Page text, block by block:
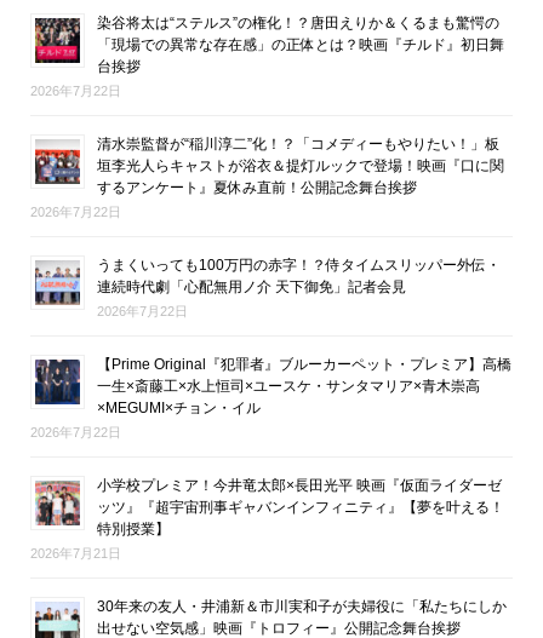
染谷将太は“ステルス”の権化！？唐田えりか＆くるまも驚愕の
「現場での異常な存在感」の正体とは？映画『チルド』初日舞
台挨拶
2026年7月22日
清水崇監督が“稲川淳二”化！？「コメディーもやりたい！」板
垣李光人らキャストが浴衣＆提灯ルックで登場！映画『口に関
するアンケート』夏休み直前！公開記念舞台挨拶
2026年7月22日
うまくいっても100万円の赤字！？侍タイムスリッパー外伝・
連続時代劇「心配無用ノ介 天下御免」記者会見
2026年7月22日
【Prime Original『犯罪者』ブルーカーペット・プレミア】高橋
一生×斎藤工×水上恒司×ユースケ・サンタマリア×青木崇高
×MEGUMI×チョン・イル
2026年7月22日
小学校プレミア！今井竜太郎×長田光平 映画『仮面ライダーゼ
ッツ』『超宇宙刑事ギャバンインフィニティ』【夢を叶える！
特別授業】
2026年7月21日
30年来の友人・井浦新＆市川実和子が夫婦役に「私たちにしか
出せない空気感」映画『トロフィー』公開記念舞台挨拶